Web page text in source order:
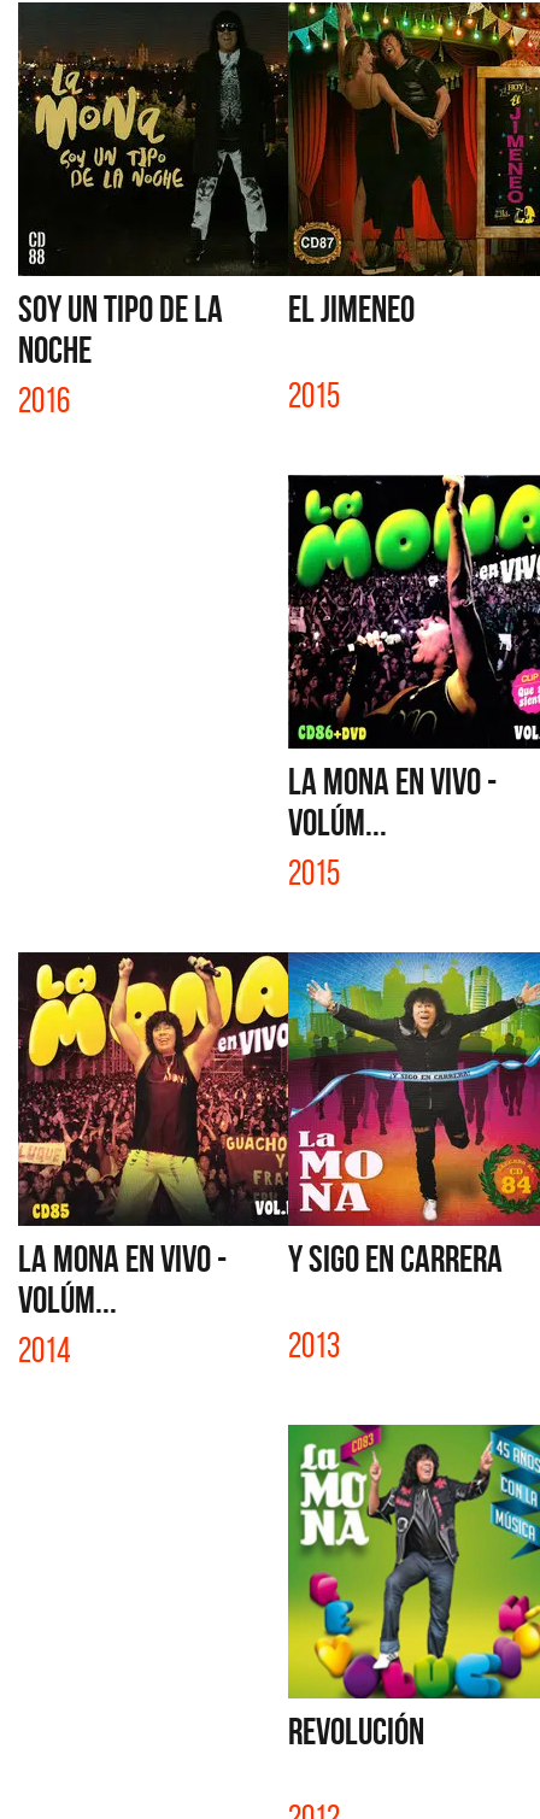
SOY UN TIPO DE LA
NOCHE
2016
EL JIMENEO
2015
LA MONA EN VIVO -
VOLÚM...
2015
LA MONA EN VIVO -
VOLÚM...
2014
Y SIGO EN CARRERA
2013
REVOLUCIÓN